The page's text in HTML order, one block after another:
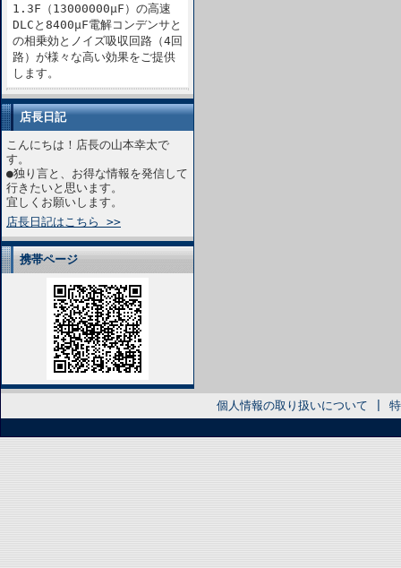
1.3F（13000000μF）の高速
DLCと8400μF電解コンデンサと
の相乗効とノイズ吸収回路（4回
路）が様々な高い効果をご提供
します。
店長日記
こんにちは！店長の山本幸太で
す。
●独り言と、お得な情報を発信して
行きたいと思います。
宜しくお願いします。
店長日記はこちら >>
携帯ページ
個人情報の取り扱いについて